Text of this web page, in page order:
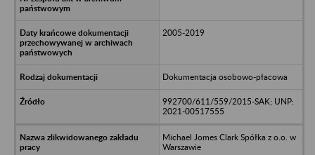
2005-2019
Dokumentacja osobowo-płacowa
992700/611/559/2015-SAK; UNP:
2021-00517555
Michael Jomes Clark Spółka z o.o. w
Warszawie